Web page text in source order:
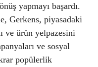
yapmayı başardı.
Gerkens, piyasadaki
ve ürün yelpazesini
ve sosyal
popülerlik